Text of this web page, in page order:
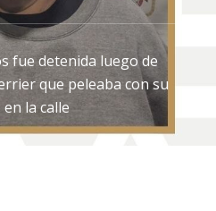
fue detenida luego de
que peleaba con su
la calle